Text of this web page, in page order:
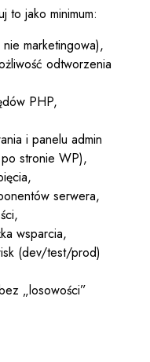
to jako minimum:
marketingowa),
odtworzenia
PHP,
i panelu admin
stronie WP),
serwera,
wsparcia,
(dev/test/prod)
„losowości”